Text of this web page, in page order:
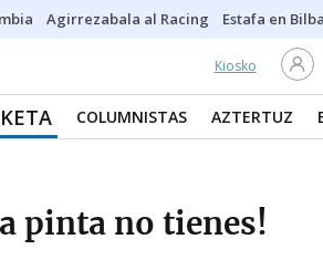
Agirrezabala al Racing Estafa en
Kiosko
COLUMNISTAS AZTERTUZ
pinta no tienes!